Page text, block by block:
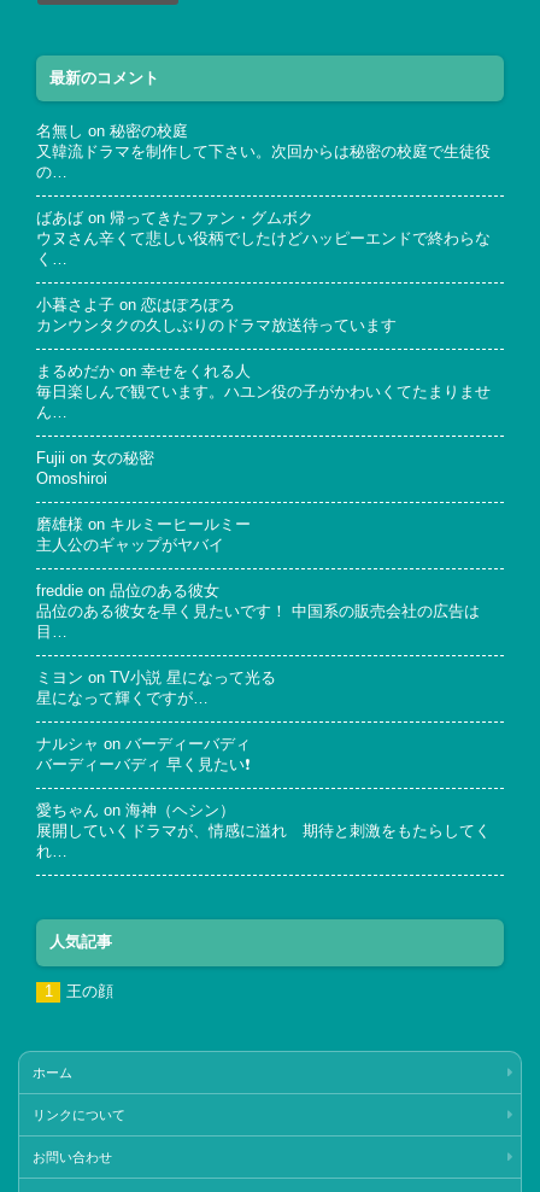
最新のコメント
名無し on 秘密の校庭
又韓流ドラマを制作して下さい。次回からは秘密の校庭で生徒役
の…
ばあば on 帰ってきたファン・グムボク
ウヌさん辛くて悲しい役柄でしたけどハッピーエンドで終わらな
く…
小暮さよ子 on 恋はぽろぽろ
カンウンタクの久しぶりのドラマ放送待っています
まるめだか on 幸せをくれる人
毎日楽しんで観ています。ハユン役の子がかわいくてたまりませ
ん…
Fujii on 女の秘密
Omoshiroi
磨雄様 on キルミーヒールミー
主人公のギャップがヤバイ
freddie on 品位のある彼女
品位のある彼女を早く見たいです！ 中国系の販売会社の広告は
目…
ミヨン on TV小説 星になって光る
星になって輝くですが…
ナルシャ on バーディーバディ
バーディーバディ 早く見たい❗
愛ちゃん on 海神（ヘシン）
展開していくドラマが、情感に溢れ 期待と刺激をもたらしてく
れ…
人気記事
王の顔
ホーム
リンクについて
お問い合わせ